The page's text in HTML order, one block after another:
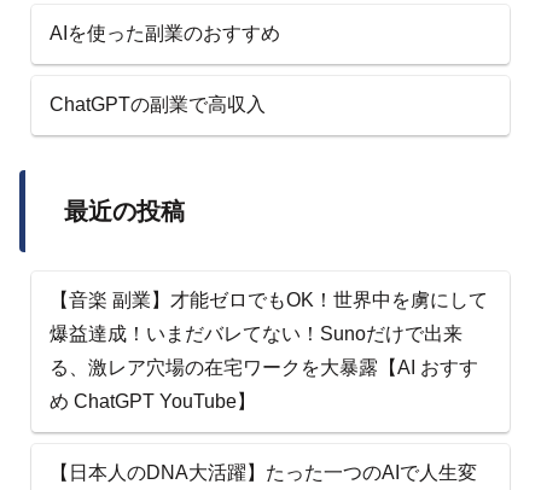
AIを使った副業のおすすめ
ChatGPTの副業で高収入
最近の投稿
【音楽 副業】才能ゼロでもOK！世界中を虜にして
爆益達成！いまだバレてない！Sunoだけで出来
る、激レア穴場の在宅ワークを大暴露【AI おすす
め ChatGPT YouTube】
【日本人のDNA大活躍】たった一つのAIで人生変